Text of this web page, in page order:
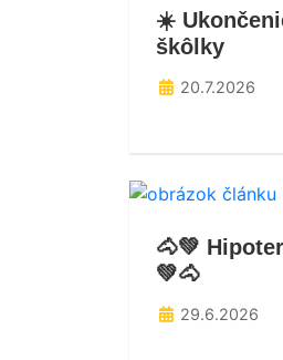
☀️
škôlky
20.7.2026
🐴💚
💚🐴
29.6.2026